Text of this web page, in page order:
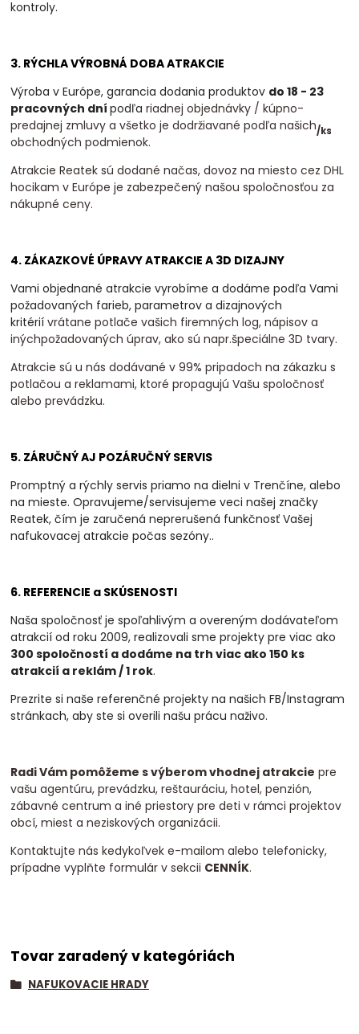
/ks
kontroly.
3. RÝCHLA VÝROBNÁ DOBA ATRAKCIE
Výroba v Európe, garancia dodania produktov do 18 - 23
pracovných dnípodľariadnej objednávky / kúpno-
predajnej zmluvy a všetko je dodržiavané podľa našich
obchodných podmienok.
Atrakcie Reatek sú dodané načas, dovoz na miesto cez DHL
hocikam v Európe je zabezpečený našou spoločnosťou za
nákupné ceny.
4. ZÁKAZKOVÉ ÚPRAVY ATRAKCIE A 3D DIZAJNY
Vami objednané atrakcie vyrobíme a dodáme podľa Vami
požadovaných farieb, parametrov a dizajnových
kritérií vrátane potlače vašich firemných log, nápisov a
inýchpožadovaných úprav, ako sú napr.špeciálne 3D tvary.
Atrakcie sú u nás dodávané v 99% pripadoch na zákazku s
potlačou a reklamami, ktoré propagujú Vašu spoločnosť
alebo prevádzku.
5. ZÁRUČNÝ AJ POZÁRUČNÝ SERVIS
Promptný a rýchly servis priamo na dielni v Trenčíne, alebo
na mieste. Opravujeme/servisujeme veci našej značky
Reatek, čím je zaručená neprerušená funkčnosť Vašej
nafukovacej atrakcie počas sezóny..
6. REFERENCIE a SKÚSENOSTI
Naša spoločnosť je spoľahlivým a overeným dodávateľom
atrakcií od roku 2009, realizovalisme projekty pre viac ako
300 spoločností a dodáme na trh viac ako 150 ks
atrakcií a reklám / 1 rok.
Prezrite si naše referenčné projekty na našich FB/Instagram
stránkach, aby ste si overili našu prácu naživo.
Radi Vám pomôžeme s výberom vhodnej atrakcie pre
vašu agentúru, prevádzku, reštauráciu, hotel, penzión,
zábavné centrum a iné priestory pre deti v rámci projektov
obcí, miest a neziskových organizácii.
Kontaktujte nás kedykoľvek e-mailom alebo telefonicky,
prípadne vyplňte formulár v sekcii CENNÍK.
Tovar zaradený v kategóriách
NAFUKOVACIE HRADY